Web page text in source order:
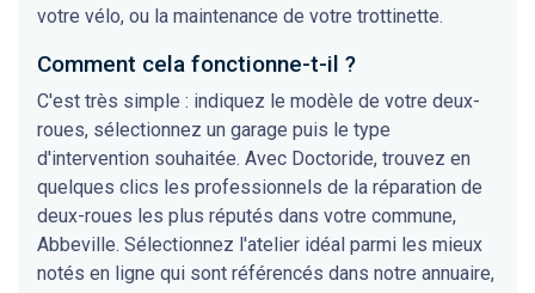
votre vélo, ou la maintenance de votre trottinette.
Comment cela fonctionne-t-il ?
C'est très simple : indiquez le modèle de votre deux-
roues, sélectionnez un garage puis le type
d'intervention souhaitée. Avec Doctoride, trouvez en
quelques clics les professionnels de la réparation de
deux-roues les plus réputés dans votre commune,
Abbeville. Sélectionnez l'atelier idéal parmi les mieux
notés en ligne qui sont référencés dans notre annuaire,